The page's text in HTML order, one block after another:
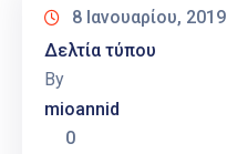
8 Ιανουαρίου, 2019
Δελτία τύπου
By
mioannid
0